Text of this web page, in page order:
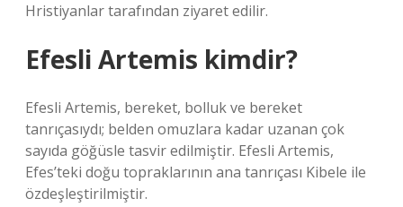
Hristiyanlar tarafından ziyaret edilir.
Efesli Artemis kimdir?
Efesli Artemis, bereket, bolluk ve bereket
tanrıçasıydı; belden omuzlara kadar uzanan çok
sayıda göğüsle tasvir edilmiştir. Efesli Artemis,
Efes’teki doğu topraklarının ana tanrıçası Kibele ile
özdeşleştirilmiştir.